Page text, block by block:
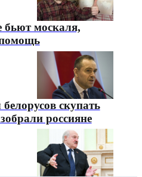
бьют москаля,
скупать
россияне